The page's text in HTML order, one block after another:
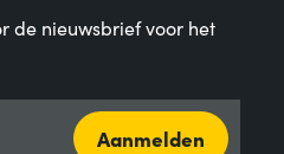
de nieuwsbrief voor het
Aanmelden